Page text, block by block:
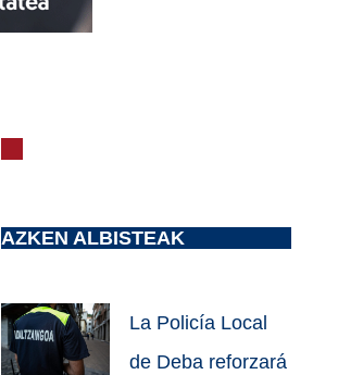
AZKEN ALBISTEAK
La Policía Local
de Deba reforzará